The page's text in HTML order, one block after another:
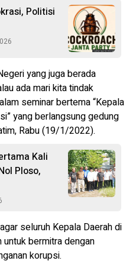
Politisi
yang juga berada
ada mari kita tindak
seminar bertema “Kepala
yang berlangsung gedung
Rabu (19/1/2022).
Kali
Ploso,
seluruh Kepala Daerah di
bermitra dengan
korupsi.